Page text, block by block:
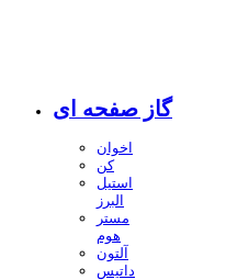
گاز صفحه ای
اخوان
کن
استیل
البرز
مستر
هوم
آلتون
داتیس